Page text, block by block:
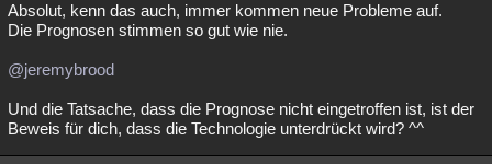
Absolut, kenn das auch, immer kommen neue Probleme auf.
Die Prognosen stimmen so gut wie nie.
@jeremybrood
Und die Tatsache, dass die Prognose nicht eingetroffen ist, ist der
Beweis für dich, dass die Technologie unterdrückt wird? ^^